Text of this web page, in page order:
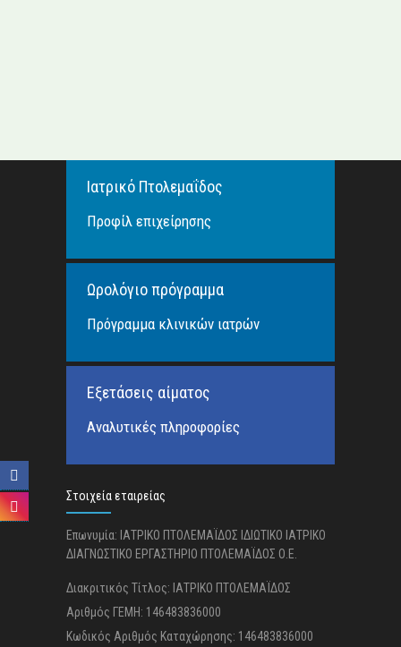
Ιατρικό Πτολεμαΐδος
Προφίλ επιχείρησης
Ωρολόγιο πρόγραμμα
Πρόγραμμα κλινικών ιατρών
Εξετάσεις αίματος
Αναλυτικές πληροφορίες
Στοιχεία εταιρείας
Επωνυμία: ΙΑΤΡΙΚΟ ΠΤΟΛΕΜΑΪΔΟΣ ΙΔΙΩΤΙΚΟ ΙΑΤΡΙΚΟ
ΔΙΑΓΝΩΣΤΙΚΟ ΕΡΓΑΣΤΗΡΙΟ ΠΤΟΛΕΜΑΪΔΟΣ Ο.Ε.
Διακριτικός Τίτλος: ΙΑΤΡΙΚΟ ΠΤΟΛΕΜΑΪΔΟΣ
Αριθμός ΓΕΜΗ: 146483836000
Κωδικός Αριθμός Καταχώρησης: 146483836000